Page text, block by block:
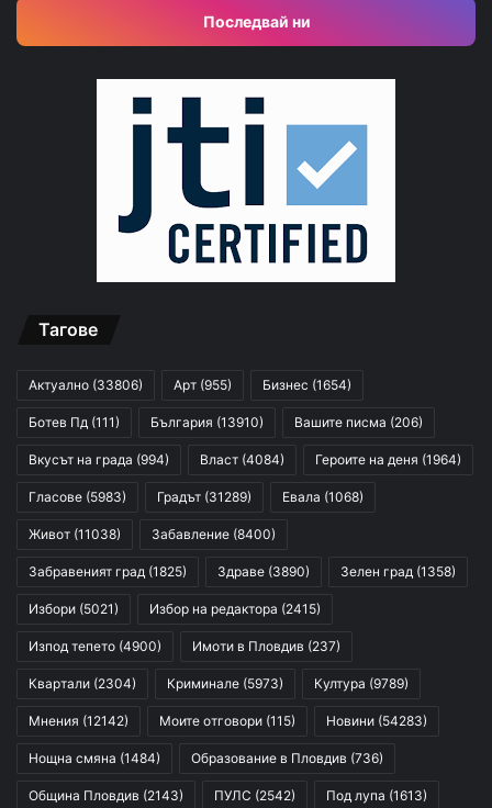
Последвай ни
Тагове
Актуално (33806) Арт (955) Бизнес (1654)
Ботев Пд (111) България (13910) Вашите писма (206)
Вкусът на града (994) Власт (4084) Героите на деня (1964)
Гласове (5983) Градът (31289) Евала (1068)
Живот (11038) Забавление (8400)
Забравеният град (1825) Здраве (3890) Зелен град (1358)
Избори (5021) Избор на редактора (2415)
Изпод тепето (4900) Имоти в Пловдив (237)
Квартали (2304) Криминале (5973) Култура (9789)
Мнения (12142) Моите отговори (115) Новини (54283)
Нощна смяна (1484) Образование в Пловдив (736)
Община Пловдив (2143) ПУЛС (2542) Под лупа (1613)